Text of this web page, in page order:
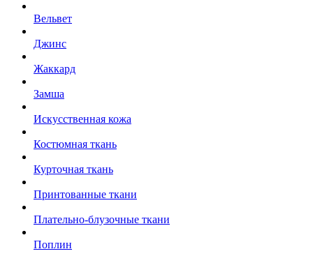
Вельвет
Джинс
Жаккард
Замша
Искусственная кожа
Костюмная ткань
Курточная ткань
Принтованные ткани
Плательно-блузочные ткани
Поплин